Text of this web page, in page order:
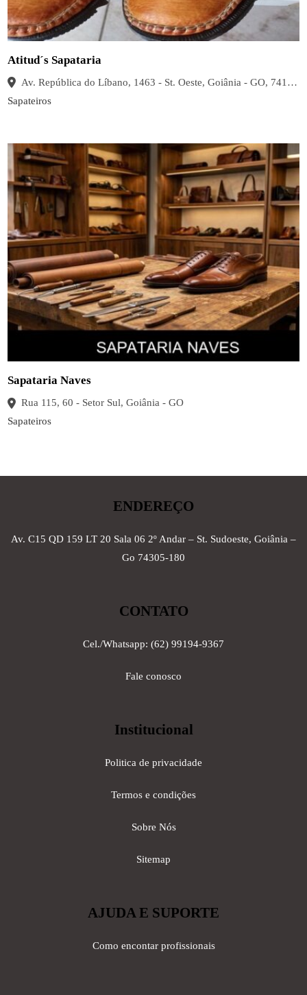
Atitud´s Sapataria
Av. República do Líbano, 1463 - St. Oeste, Goiânia - GO, 74125-125, Brasil
Sapateiros
Sapataria Naves
Rua 115, 60 - Setor Sul, Goiânia - GO
Sapateiros
ENDEREÇO
Av. C15 QD 159 LT 20 Sala 06 2º Andar – St. Sudoeste, Goiânia –
Go 74305-180
CONTATO
Cel./Whatsapp: (62) 99194-9367
Fale conosco
Institucional
Politica de privacidade
Termos e condições
Sobre Nós
Sitemap
AJUDA E SUPORTE
Como encontar profissionais